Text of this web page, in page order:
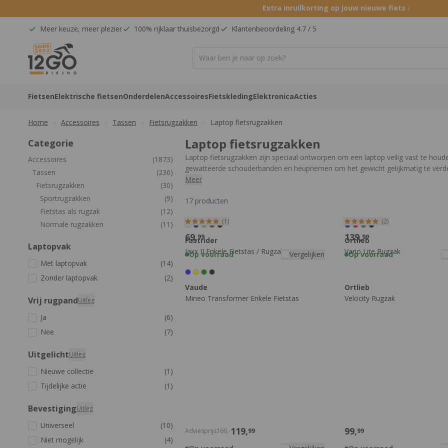
Extra inruilkorting op jouw nieuwe fiets ›
Meer keuze, meer plezier 100% rijklaar thuisbezorgd Klantenbeoordeling 4.7 / 5
12GO Biking
FietsenElektrische fietsenOnderdelenAccessoiresFietskledingElektronicaActies
Home Accessoires Tassen Fietsrugzakken Laptop fietsrugzakken
Categorie
Accessoires
(1873)
Tassen
(236)
Fietsrugzakken
(30)
Sportrugzakken
(9)
Fietstas als rugzak
(12)
Normale rugzakken
(11)
Laptopvak
Met laptopvak
(14)
Zonder laptopvak
(2)
Vrij rugpandUitleg
Ja
(6)
Nee
(7)
UitgelichtUitleg
Nieuwe collectie
(1)
Tijdelijke actie
(1)
BevestigingUitleg
Universeel
(10)
Niet mogelijk
(4)
Laptop fietsrugzakken
Laptop fietsrugzakken zijn speciaal ontworpen om een laptop veilig vast te
gewatteerde schouderbanden en heupriemen om het gewicht gelijkmatig te
ophangsystemen om je laptop te beschermen tegen stoten en schokken. Het
Meer
17 producten
Fastrider
Jaxx II Enkele Fietstas / Rugzak
(1)
69,99
Op voorraad Vergelijken
Ortlieb
Vario Lite Rugzak
(2)
139,99
Op voorraad
Vaude
Mineo Transformer Enkele Fietstas
119,99
Adviesprijs160,-
Ortlieb
Velocity Rugzak
99,99